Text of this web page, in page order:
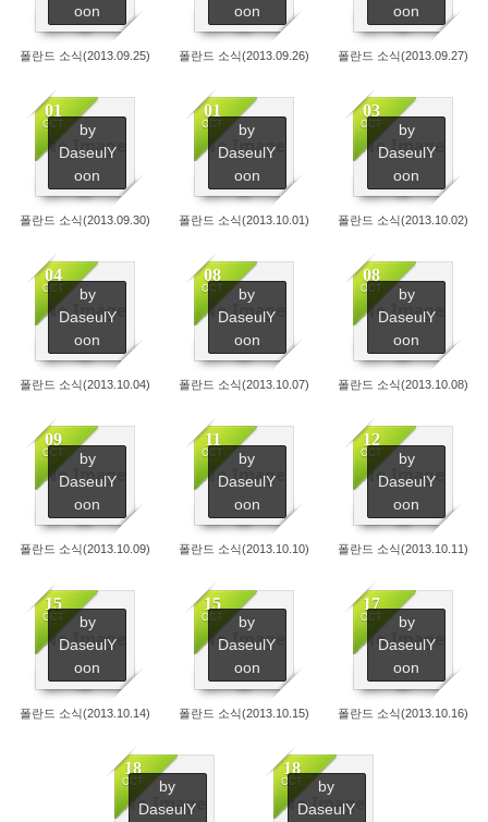
oon
폴란드 소식(2013.09.25)
oon
폴란드 소식(2013.09.26)
oon
폴란드 소식(2013.09.27)
No Image
01
OCT
by
DaseulY
oon
2402
폴란드 소식(2013.09.30)
No Image
01
OCT
by
DaseulY
oon
2592
폴란드 소식(2013.10.01)
No Image
03
OCT
by
DaseulY
oon
2427
폴란드 소식(2013.10.02)
No Image
04
OCT
by
DaseulY
oon
2659
폴란드 소식(2013.10.04)
No Image
08
OCT
by
DaseulY
oon
2534
폴란드 소식(2013.10.07)
No Image
08
OCT
by
DaseulY
oon
2345
폴란드 소식(2013.10.08)
No Image
09
OCT
by
DaseulY
oon
2421
폴란드 소식(2013.10.09)
No Image
11
OCT
by
DaseulY
oon
2452
폴란드 소식(2013.10.10)
No Image
12
OCT
by
DaseulY
oon
2489
폴란드 소식(2013.10.11)
No Image
15
OCT
by
DaseulY
oon
2363
폴란드 소식(2013.10.14)
No Image
15
OCT
by
DaseulY
oon
2315
폴란드 소식(2013.10.15)
No Image
17
OCT
by
DaseulY
oon
2264
폴란드 소식(2013.10.16)
No Image
18
OCT
by
DaseulY
2235 No Image
18
OCT
by
DaseulY
2358